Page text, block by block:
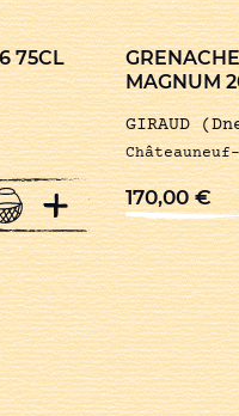
75CL
+
MAGNUM
GIRAUD
170,00€